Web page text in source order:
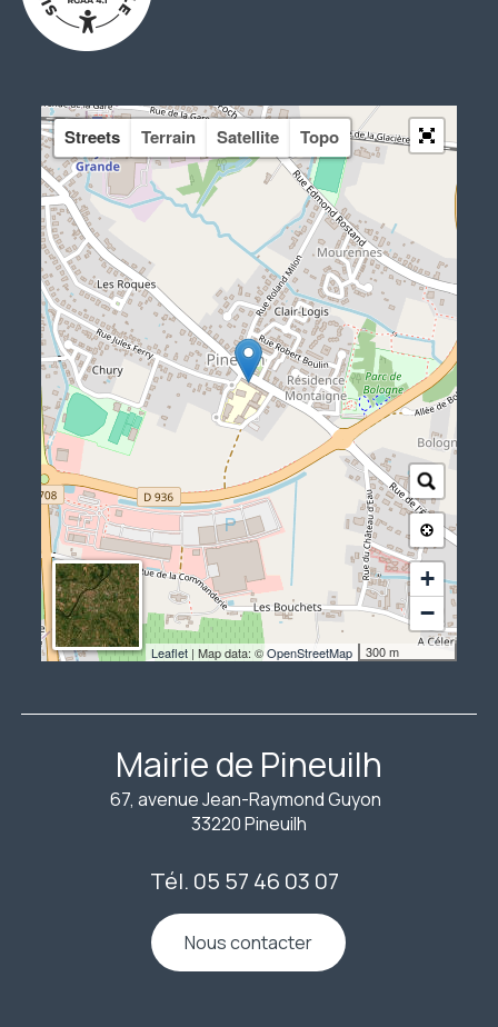
Streets Terrain Satellite Topo
+
−
300 m
Leaflet | Map data: ©OpenStreetMap
Mairie de Pineuilh
67, avenue Jean-Raymond Guyon
33220 Pineuilh
Tél. 05 57 46 03 07
Nous contacter